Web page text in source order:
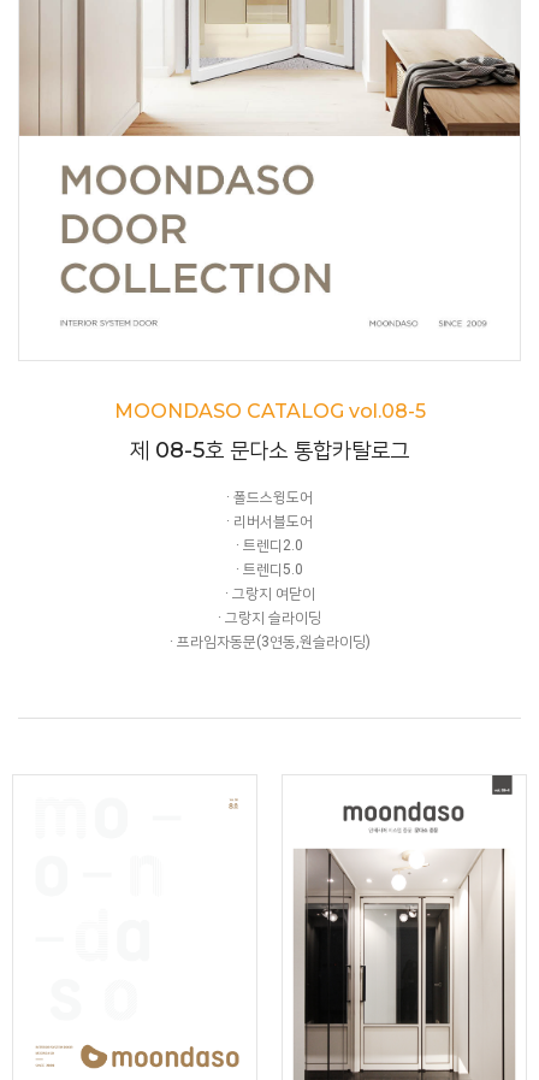
MOONDASO CATALOG vol.08-5
제 08-5호 문다소 통합카탈로그
· 폴드스윙도어
· 리버서블도어
· 트렌디2.0
· 트렌디5.0
· 그랑지 여닫이
· 그랑지 슬라이딩
· 프라임자동문(3연동,원슬라이딩)